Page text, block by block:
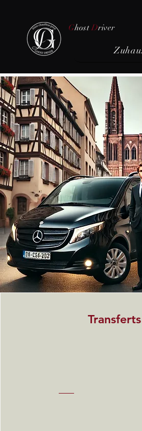
Ghost Driver